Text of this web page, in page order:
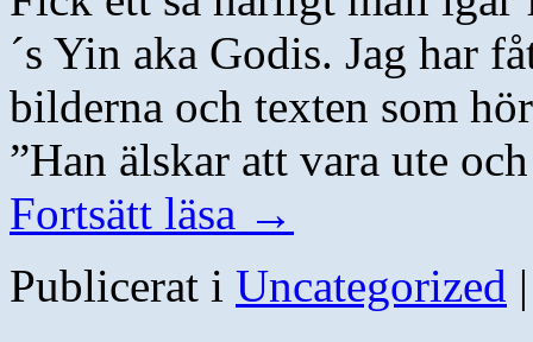
´s Yin aka Godis. Jag har
bilderna och texten som
”Han älskar att vara ute
Fortsätt läsa →
Publicerat i Uncategorized |